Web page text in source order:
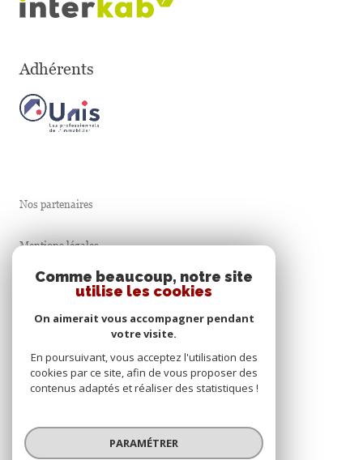
Adhérents
Nos partenaires
Mentions légales
Politique RGPD
Comme beaucoup, notre site
utilise les cookies
On aimerait vous accompagner pendant
votre visite.
En poursuivant, vous acceptez l'utilisation des
cookies par ce site, afin de vous proposer des
contenus adaptés et réaliser des statistiques !
PARAMÉTRER